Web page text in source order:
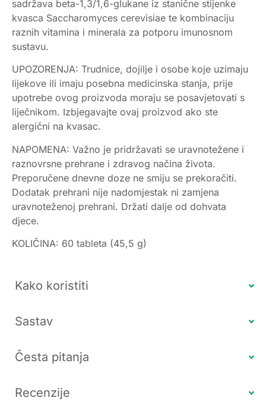
sadržava beta-1,3/1,6-glukane iz stanične stijenke
kvasca Saccharomyces cerevisiae te kombinaciju
raznih vitamina i minerala za potporu imunosnom
sustavu.
UPOZORENJA: Trudnice, dojilje i osobe koje uzimaju
lijekove ili imaju posebna medicinska stanja, prije
upotrebe ovog proizvoda moraju se posavjetovati s
liječnikom. Izbjegavajte ovaj proizvod ako ste
alergični na kvasac.
NAPOMENA: Važno je pridržavati se uravnotežene i
raznovrsne prehrane i zdravog načina života.
Preporučene dnevne doze ne smiju se prekoračiti.
Dodatak prehrani nije nadomjestak ni zamjena
uravnoteženoj prehrani. Držati dalje od dohvata
djece.
KOLIČINA: 60 tableta (45,5 g)
Kako koristiti
Sastav
Česta pitanja
Recenzije